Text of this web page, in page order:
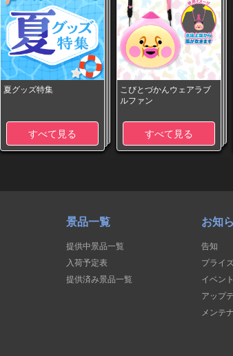
夏グッズ特集
すべて見る
こびとづかんウェアラブ
ルファン
すべて見る
景品一覧
提供中景品一覧
入荷予定表
提供済み景品一覧
お知
告知
プライ
イベント
アップ
メンテ